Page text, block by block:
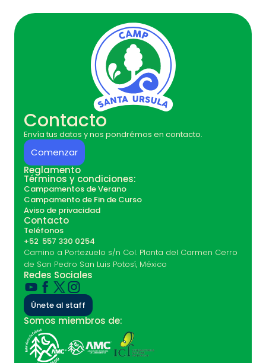
Contacto
Envía tus datos y nos pondrémos en contacto.
Comenzar
Reglamento
Términos y condiciones:
Campamentos de Verano
Campamento de Fin de Curso
Aviso de privacidad
Contacto
Teléfonos
+52 557 330 0254
Camino a Portezuelo s/n Col. Planta del Carmen Cerro
de San Pedro San Luis Potosí, México
Redes Sociales
Únete al staff
Somos miembros de: